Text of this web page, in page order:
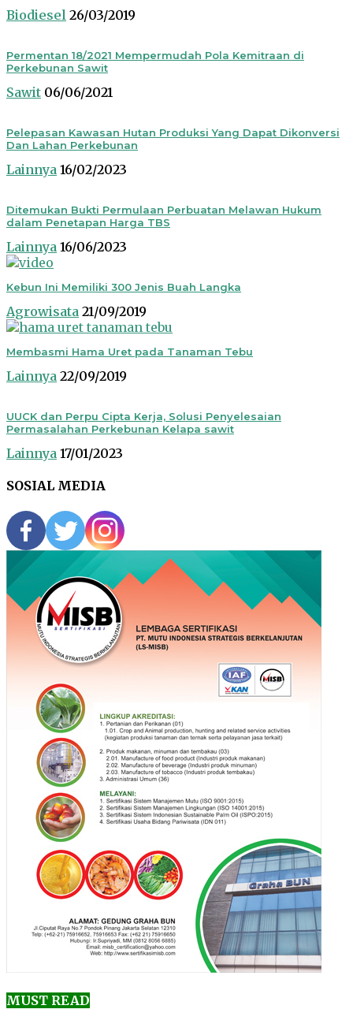
Biodiesel 26/03/2019
Permentan 18/2021 Mempermudah Pola Kemitraan di
Perkebunan Sawit
Sawit 06/06/2021
Pelepasan Kawasan Hutan Produksi Yang Dapat Dikonversi
Dan Lahan Perkebunan
Lainnya 16/02/2023
Ditemukan Bukti Permulaan Perbuatan Melawan Hukum
dalam Penetapan Harga TBS
Lainnya 16/06/2023
Kebun Ini Memiliki 300 Jenis Buah Langka
Agrowisata 21/09/2019
Membasmi Hama Uret pada Tanaman Tebu
Lainnya 22/09/2019
UUCK dan Perpu Cipta Kerja, Solusi Penyelesaian
Permasalahan Perkebunan Kelapa sawit
Lainnya 17/01/2023
SOSIAL MEDIA
MUST READ